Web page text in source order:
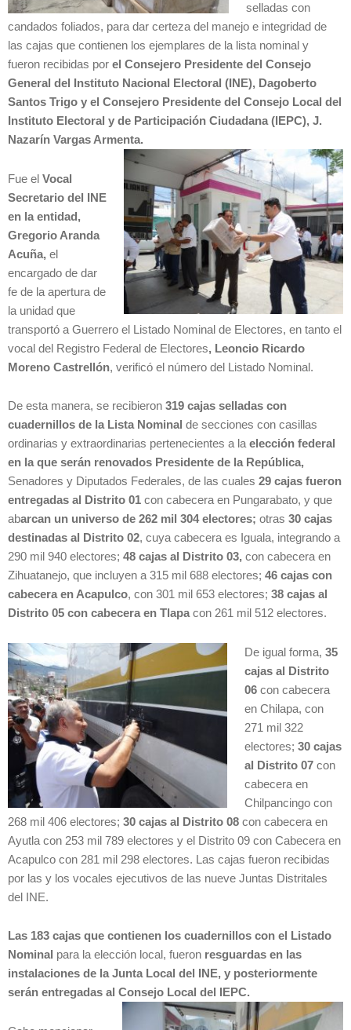
selladas con
candados foliados, para dar certeza del manejo e integridad de
las cajas que contienen los ejemplares de la lista nominal y
fueron recibidas por el Consejero Presidente del Consejo
General del Instituto Nacional Electoral (INE), Dagoberto
Santos Trigo y el Consejero Presidente del Consejo Local del
Instituto Electoral y de Participación Ciudadana (IEPC), J.
Nazarín Vargas Armenta.
Fue el Vocal
Secretario del INE
en la entidad,
Gregorio Aranda
Acuña, el
encargado de dar
fe de la apertura de
la unidad que
transportó a Guerrero el Listado Nominal de Electores, en tanto el
vocal del Registro Federal de Electores, Leoncio Ricardo
Moreno Castrellón, verificó el número del Listado Nominal.
De esta manera, se recibieron 319 cajas selladas con
cuadernillos de la Lista Nominal de secciones con casillas
ordinarias y extraordinarias pertenecientes a la elección federal
en la que serán renovados Presidente de la República,
Senadores y Diputados Federales, de las cuales 29 cajas fueron
entregadas al Distrito 01 con cabecera en Pungarabato, y que
abarcan un universo de 262 mil 304 electores; otras 30 cajas
destinadas al Distrito 02, cuya cabecera es Iguala, integrando a
290 mil 940 electores; 48 cajas al Distrito 03, con cabecera en
Zihuatanejo, que incluyen a 315 mil 688 electores; 46 cajas con
cabecera en Acapulco, con 301 mil 653 electores; 38 cajas al
Distrito 05 con cabecera en Tlapa con 261 mil 512 electores.
De igual forma, 35
cajas al Distrito
06con cabecera
en Chilapa, con
271 mil 322
electores; 30 cajas
al Distrito 07con
cabecera en
Chilpancingo con
268 mil 406 electores; 30 cajas al Distrito 08 con cabecera en
Ayutla con 253 mil 789 electores y el Distrito 09 con Cabecera en
Acapulco con 281 mil 298 electores. Las cajas fueron recibidas
por las y los vocales ejecutivos de las nueve Juntas Distritales
del INE.
Las 183 cajas que contienen los cuadernillos con el Listado
Nominal para la elección local, fueron resguardas en las
instalaciones de la Junta Local del INE, y posteriormente
serán entregadas al Consejo Local del IEPC.